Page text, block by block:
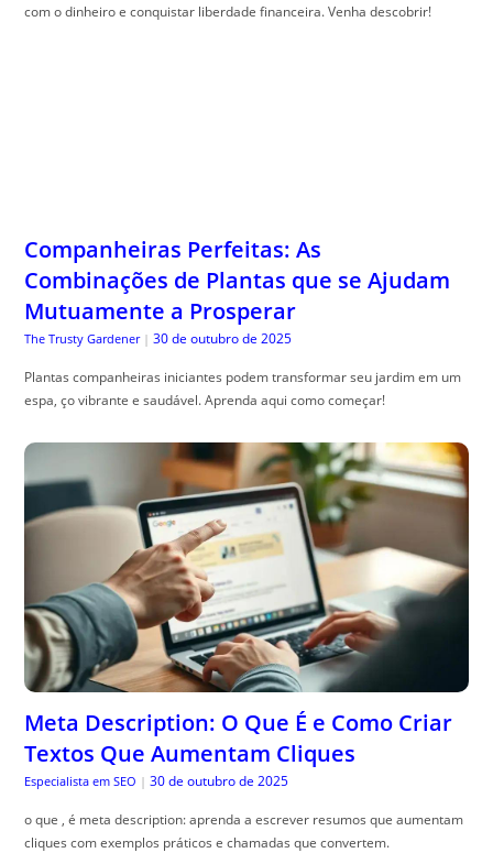
com o dinheiro e conquistar liberdade financeira. Venha descobrir!
Companheiras Perfeitas: As
Combinações de Plantas que se Ajudam
Mutuamente a Prosperar
The Trusty Gardener | 30 de outubro de 2025
Plantas companheiras iniciantes podem transformar seu jardim em um
espa, ço vibrante e saudável. Aprenda aqui como começar!
Meta Description: O Que É e Como Criar
Textos Que Aumentam Cliques
Especialista em SEO | 30 de outubro de 2025
o que , é meta description: aprenda a escrever resumos que aumentam
cliques com exemplos práticos e chamadas que convertem.